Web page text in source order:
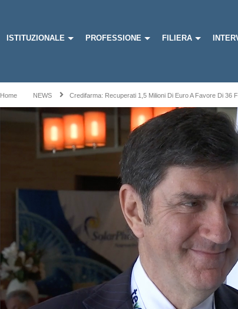
ISTITUZIONALE PROFESSIONE FILIERA
Home NEWS Credifarma: Recuperati 1,5 Milioni Di Euro A Favore Di 36